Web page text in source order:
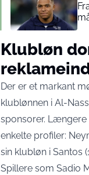
Klubløn
Der er et markant
klublønnen i Al-
sponsorer.
enkelte profiler:
sin klubløn i Santos
Spillere som Sadio